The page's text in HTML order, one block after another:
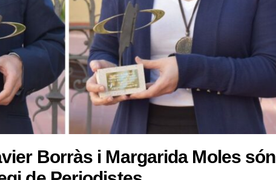
Borràs i Margarida Moles són